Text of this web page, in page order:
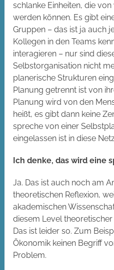
schlanke Einheiten, die
werden können. Es gibt
Gruppen – das ist ja auch
Kollegen in den Teams
interagieren – nur sind
Selbstorganisation nicht
planerische Strukturen
Planung getrennt ist von
Planung wird von den
heißt, es gibt dann keine
spreche von einer
eingelassen ist in diese
Ich denke, das wird eine
Ja. Das ist auch noch am
theoretischen Reflexion,
akademischen
diesem Level
Das ist leider so. Zum
Ökonomik keinen Begriff
Problem.